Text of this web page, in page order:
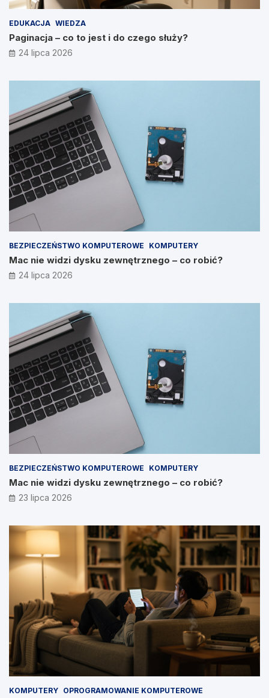
EDUKACJA WIEDZA
Paginacja – co to jest i do czego służy?
24 lipca 2026
BEZPIECZEŃSTWO KOMPUTEROWE KOMPUTERY
Mac nie widzi dysku zewnętrznego – co robić?
24 lipca 2026
BEZPIECZEŃSTWO KOMPUTEROWE KOMPUTERY
Mac nie widzi dysku zewnętrznego – co robić?
23 lipca 2026
KOMPUTERY OPROGRAMOWANIE KOMPUTEROWE